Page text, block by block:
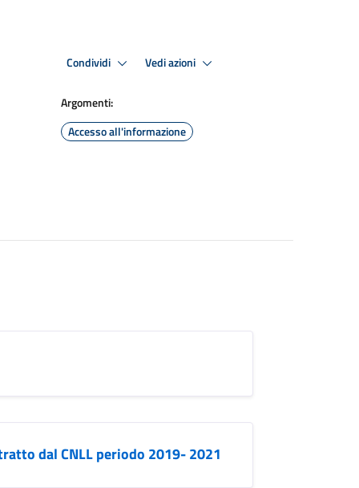
Condividi Vedi azioni
Argomenti:
Accesso all'informazione
dal CNLL periodo 2019- 2021